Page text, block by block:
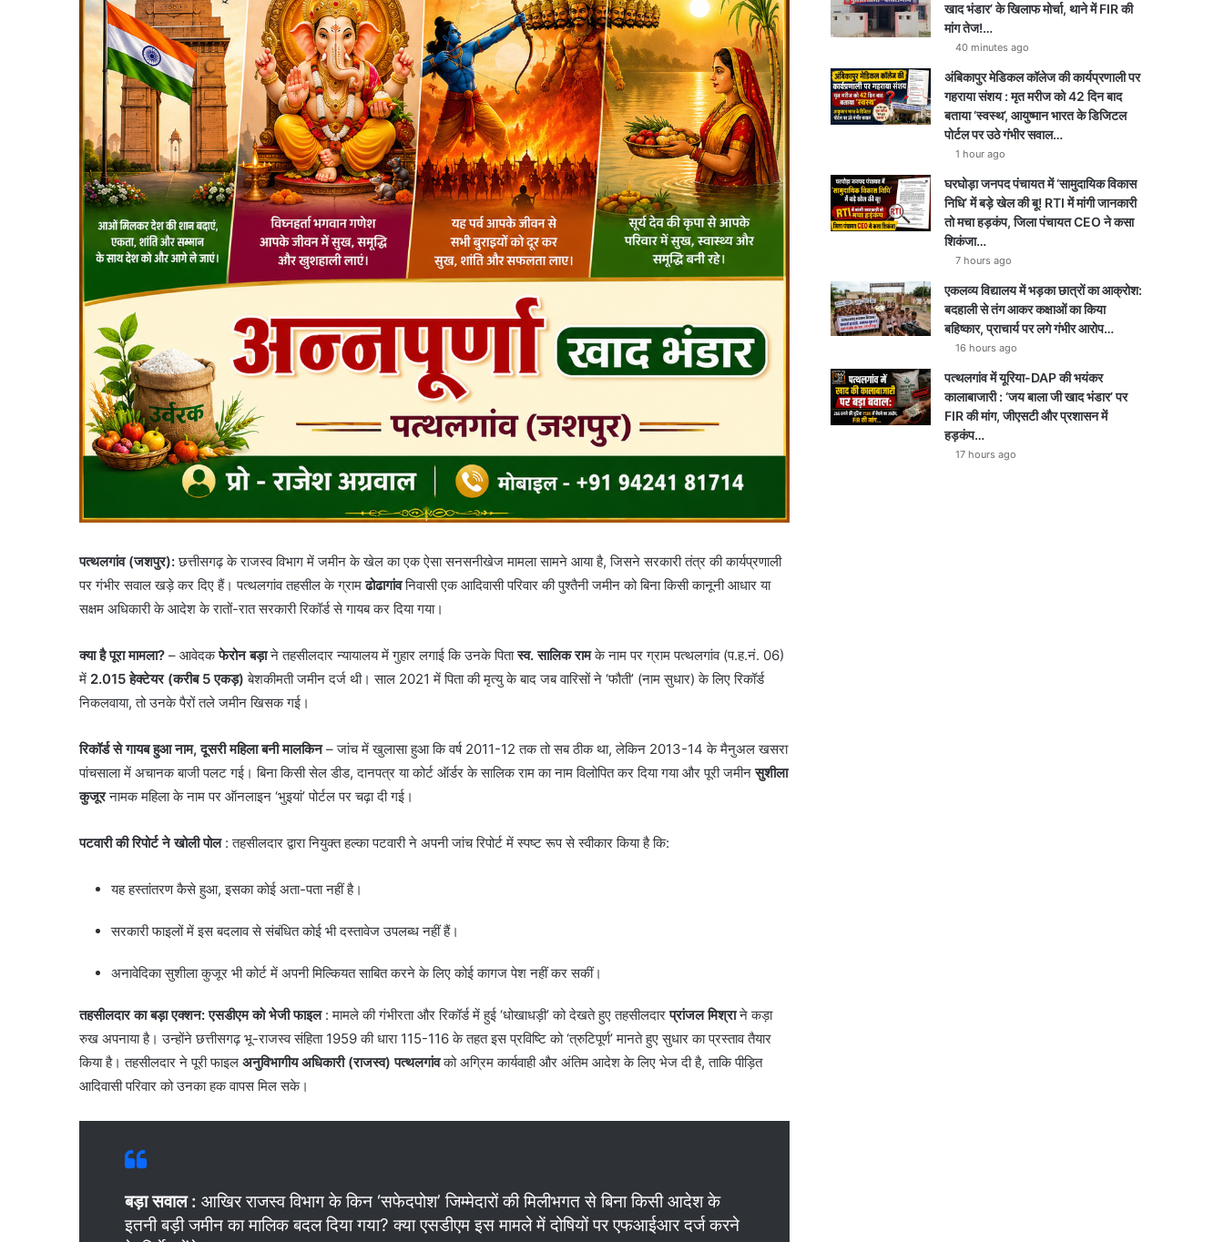
पत्थलगांव (जशपुर):छत्तीसगढ़ के राजस्व विभाग में जमीन के खेल का एक ऐसा सनसनीखेज मामला सामने आया है, जिसने सरकारी तंत्र की कार्यप्रणाली
पर गंभीर सवाल खड़े कर दिए हैं। पत्थलगांव तहसील के ग्रामढोढागांवनिवासी एक आदिवासी परिवार की पुश्तैनी जमीन को बिना किसी कानूनी आधार या
सक्षम अधिकारी के आदेश के रातों-रात सरकारी रिकॉर्ड से गायब कर दिया गया।
क्या है पूरा मामला? – आवेदकफेरोन बड़ाने तहसीलदार न्यायालय में गुहार लगाई कि उनके पितास्व. सालिक रामके नाम पर ग्राम पत्थलगांव (प.ह.नं. 06)
में 2.015 हेक्टेयर (करीब 5 एकड़) बेशकीमती जमीन दर्ज थी। साल 2021 में पिता की मृत्यु के बाद जब वारिसों ने ‘फौती’ (नाम सुधार) के लिए रिकॉर्ड
निकलवाया, तो उनके पैरों तले जमीन खिसक गई।
रिकॉर्ड से गायब हुआ नाम, दूसरी महिला बनी मालकिन– जांच में खुलासा हुआ कि वर्ष 2011-12 तक तो सब ठीक था, लेकिन 2013-14 के मैनुअल खसरा
पांचसाला में अचानक बाजी पलट गई। बिना किसी सेल डीड, दानपत्र या कोर्ट ऑर्डर के सालिक राम का नाम विलोपित कर दिया गया और पूरी जमीनसुशीला
कुजूरनामक महिला के नाम पर ऑनलाइन ‘भुइयां’ पोर्टल पर चढ़ा दी गई।
पटवारी की रिपोर्ट ने खोली पोल: तहसीलदार द्वारा नियुक्त हल्का पटवारी ने अपनी जांच रिपोर्ट में स्पष्ट रूप से स्वीकार किया है कि:
​यह हस्तांतरण कैसे हुआ, इसका कोई अता-पता नहीं है।
​सरकारी फाइलों में इस बदलाव से संबंधित कोई भी दस्तावेज उपलब्ध नहीं हैं।
​अनावेदिका सुशीला कुजूर भी कोर्ट में अपनी मिल्कियत साबित करने के लिए कोई कागज पेश नहीं कर सकीं।
तहसीलदार का बड़ा एक्शन: एसडीएम को भेजी फाइल: ​मामले की गंभीरता और रिकॉर्ड में हुई ‘धोखाधड़ी’ को देखते हुए तहसीलदारप्रांजल मिश्राने कड़ा
रुख अपनाया है। उन्होंने छत्तीसगढ़ भू-राजस्व संहिता 1959 की धारा 115-116 के तहत इस प्रविष्टि को ‘त्रुटिपूर्ण’ मानते हुए सुधार का प्रस्ताव तैयार
किया है। तहसीलदार ने पूरी फाइल अनुविभागीय अधिकारी (राजस्व) पत्थलगांवको अग्रिम कार्यवाही और अंतिम आदेश के लिए भेज दी है, ताकि पीड़ित
आदिवासी परिवार को उनका हक वापस मिल सके।
बड़ा सवाल : आखिर राजस्व विभाग के किन ‘सफेदपोश’ जिम्मेदारों की मिलीभगत से बिना किसी आदेश के
इतनी बड़ी जमीन का मालिक बदल दिया गया? क्या एसडीएम इस मामले में दोषियों पर एफआईआर दर्ज करने
खाद भंडार’ के खिलाफ मोर्चा, थाने में FIR की
मांग तेज!…
40 minutes ago
अंबिकापुर मेडिकल कॉलेज की कार्यप्रणाली पर
गहराया संशय : मृत मरीज को 42 दिन बाद
बताया ‘स्वस्थ’, आयुष्मान भारत के डिजिटल
पोर्टल पर उठे गंभीर सवाल…
1 hour ago
घरघोड़ा जनपद पंचायत में ‘सामुदायिक विकास
निधि’ में बड़े खेल की बू! RTI में मांगी जानकारी
तो मचा हड़कंप, जिला पंचायत CEO ने कसा
शिकंजा…
7 hours ago
एकलव्य विद्यालय में भड़का छात्रों का आक्रोश:
बदहाली से तंग आकर कक्षाओं का किया
बहिष्कार, प्राचार्य पर लगे गंभीर आरोप…
16 hours ago
पत्थलगांव में यूरिया-DAP की भयंकर
कालाबाजारी : ‘जय बाला जी खाद भंडार’ पर
FIR की मांग, जीएसटी और प्रशासन में
हड़कंप…
17 hours ago